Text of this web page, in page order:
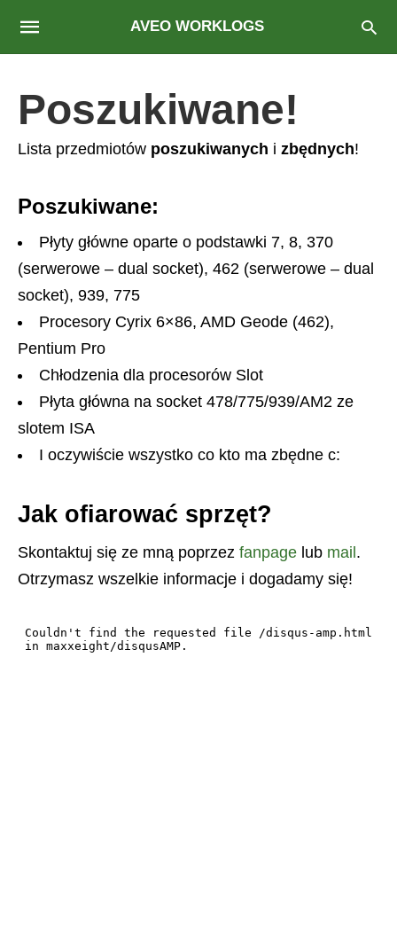
AVEO WORKLOGS
Poszukiwane!
Lista przedmiotów poszukiwanych i zbędnych!
Poszukiwane:
Płyty główne oparte o podstawki 7, 8, 370
(serwerowe – dual socket), 462 (serwerowe – dual
socket), 939, 775
Procesory Cyrix 6×86, AMD Geode (462),
Pentium Pro
Chłodzenia dla procesorów Slot
Płyta główna na socket 478/775/939/AM2 ze
slotem ISA
I oczywiście wszystko co kto ma zbędne c:
Jak ofiarować sprzęt?
Skontaktuj się ze mną poprzez fanpage lub mail .
Otrzymasz wszelkie informacje i dogadamy się!